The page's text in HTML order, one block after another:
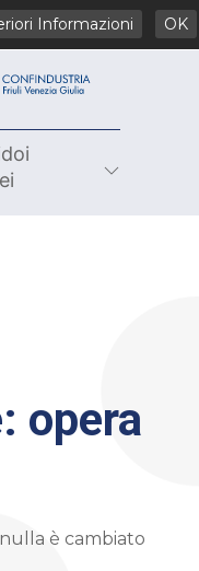
opera
è cambiato
Informazioni OK